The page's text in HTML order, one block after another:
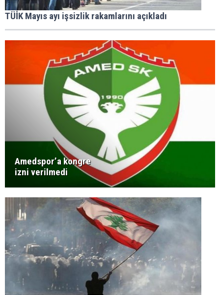
TÜİK Mayıs ayı işsizlik rakamlarını açıkladı
Amedspor’a kongre
izni verilmedi